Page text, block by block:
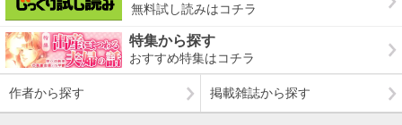
無料試し読みはコチラ
特集から探す
おすすめ特集はコチラ
作者から探す 掲載雑誌から探す